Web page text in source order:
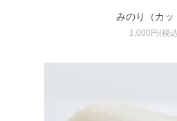
みのり（カッ
1,000円(税